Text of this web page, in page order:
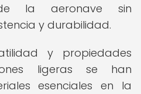
la aeronave sin
y durabilidad.
y propiedades
ligeras se han
esenciales en la